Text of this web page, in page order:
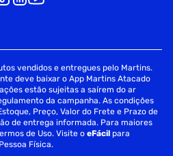
vendidos e entregues pelo Martins.
deve baixar o App Martins Atacado
estão sujeitas a saírem do ar
da campanha. As condições
Preço, Valor do Frete e Prazo de
de entrega informada. Para maiores
de Uso. Visite oeFácil para
Física.